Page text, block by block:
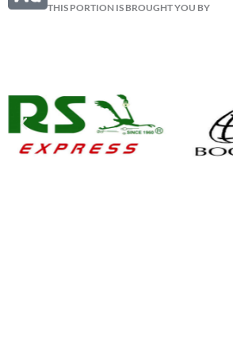
THIS PORTION IS BROUGHT YOU BY